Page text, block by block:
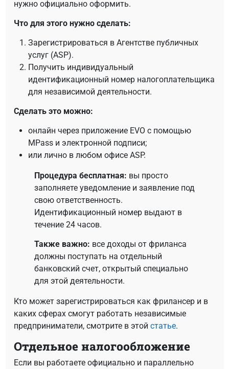
нужно официально оформить.
Что для этого нужно сделать:
Зарегистрироваться в Агентстве публичных
услуг (ASP).
Получить индивидуальный
идентификационный номер налогоплательщика
для независимой деятельности.
Сделать это можно:
онлайн через приложение EVO с помощью
MPass и электронной подписи;
или лично в любом офисе ASP.
Процедура бесплатная: вы просто
заполняете уведомление и заявление под
свою ответственность.
Идентификационный номер выдают в
течение 24 часов.
Также важно: все доходы от фриланса
должны поступать на отдельный
банковский счет, открытый специально
для этой деятельности.
Кто может зарегистрироваться как фрилансер и в
каких сферах смогут работать независимые
предприниматели, смотрите в этой статье.
Отдельное налогообложение
Если вы работаете официально и параллельно